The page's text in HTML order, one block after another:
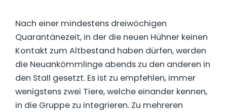
Nach einer mindestens dreiwöchigen
Quarantänezeit, in der die neuen Hühner keinen
Kontakt zum Altbestand haben dürfen, werden
die Neuankömmlinge abends zu den anderen in
den Stall gesetzt. Es ist zu empfehlen, immer
wenigstens zwei Tiere, welche einander kennen,
in die Gruppe zu integrieren. Zu mehreren